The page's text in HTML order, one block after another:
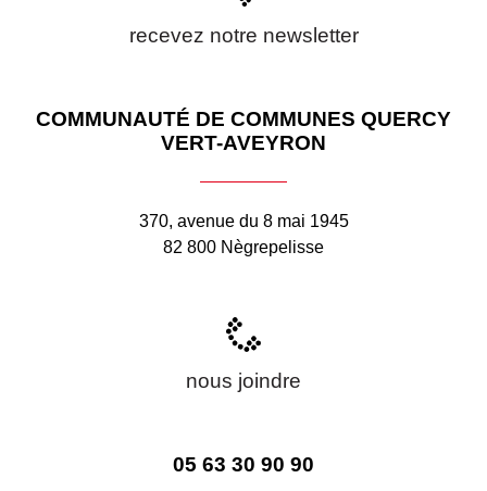
recevez notre newsletter
COMMUNAUTÉ DE COMMUNES QUERCY
VERT-AVEYRON
370, avenue du 8 mai 1945
82 800 Nègrepelisse
nous joindre
05 63 30 90 90